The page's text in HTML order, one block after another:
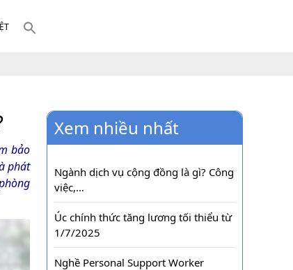
bảo
phát
Xem nhiều nhất
Ngành dịch vụ cộng đồng là gì? Công
việc,…
Úc chính thức tăng lương tối thiểu từ
1/7/2025
Nghề Personal Support Worker